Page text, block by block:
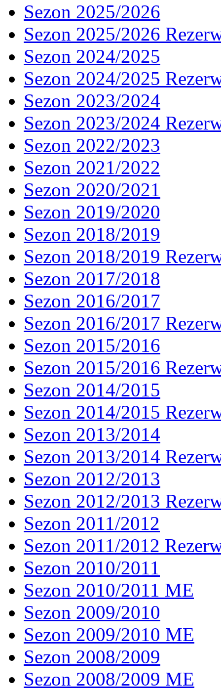
Sezon 2025/2026
Sezon 2025/2026
Sezon 2024/2025
Sezon 2024/2025
Sezon 2023/2024
Sezon 2023/2024
Sezon 2022/2023
Sezon 2021/2022
Sezon 2020/2021
Sezon 2019/2020
Sezon 2018/2019
Sezon 2018/2019
Sezon 2017/2018
Sezon 2016/2017
Sezon 2016/2017
Sezon 2015/2016
Sezon 2015/2016
Sezon 2014/2015
Sezon 2014/2015
Sezon 2013/2014
Sezon 2013/2014
Sezon 2012/2013
Sezon 2012/2013
Sezon 2011/2012
Sezon 2011/2012
Sezon 2010/2011
Sezon 2010/2011 ME
Sezon 2009/2010
Sezon 2009/2010 ME
Sezon 2008/2009
Sezon 2008/2009 ME